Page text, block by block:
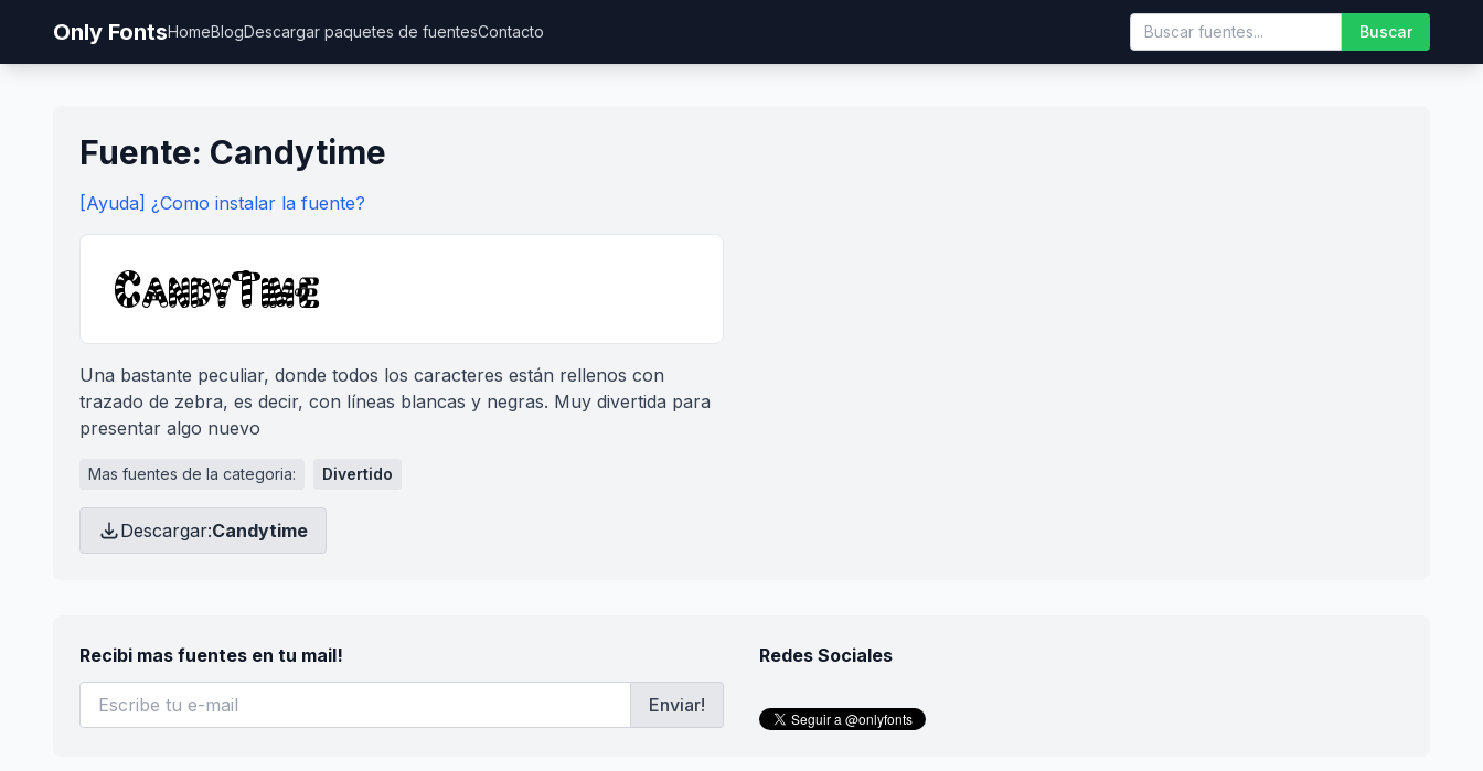
Only FontsHomeBlogDescargar paquetes de fuentesContacto Buscar
Fuente: Candytime
[Ayuda] ¿Como instalar la fuente?
Una bastante peculiar, donde todos los caracteres están rellenos con
trazado de zebra, es decir, con líneas blancas y negras. Muy divertida para
presentar algo nuevo
Mas fuentes de la categoria: Divertido
Descargar:Candytime
Recibi mas fuentes en tu mail!
Enviar!
Redes Sociales